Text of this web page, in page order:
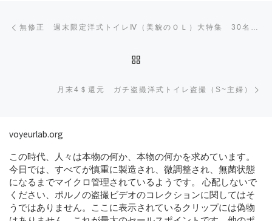
無修正 週末限定洋式トイレⅣ（美貌のＯＬ）大特集 30名以上収録
月末4＄還元 ガチ盗撮洋式トイレ盗撮（S~主婦）
voyeurlab.org
この時代、人々は本物の何か、本物の何かを求めています。
今日では、すべてが慎重に製造され、微調整され、無菌状態
になるまでマイクロ管理されているようです。 心配しないで
ください、ポルノの盗撮ビデオのコレクションに関してはそ
うではありません。ここに表示されているクリップには偽物